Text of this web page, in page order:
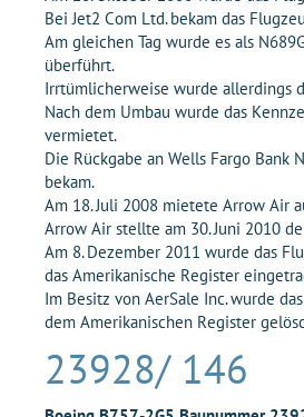
Bei Jet2 Com Ltd. bekam das
Am gleichen Tag wurde es als
überführt.
Irrtümlicherweise wurde allerdings
Nach dem Umbau wurde das
vermietet.
Die Rückgabe an Wells Fargo
bekam.
Am 18. Juli 2008 mietete Arrow Air
Arrow Air stellte am 30. Juni 2010
Am 8. Dezember 2011 wurde das
das Amerikanische Register
Im Besitz von AerSale Inc. wurde
dem Amerikanischen Register
23928/ 146